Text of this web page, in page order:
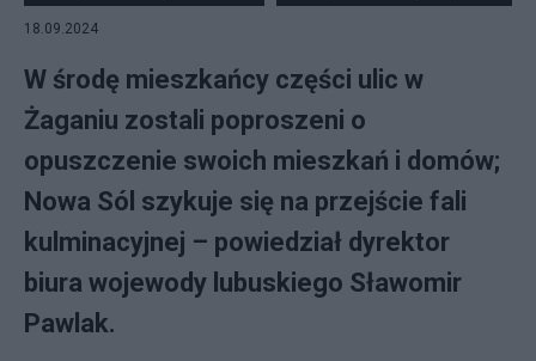
18.09.2024
W środę mieszkańcy części ulic w
Żaganiu zostali poproszeni o
opuszczenie swoich mieszkań i domów;
Nowa Sól szykuje się na przejście fali
kulminacyjnej – powiedział dyrektor
biura wojewody lubuskiego Sławomir
Pawlak.